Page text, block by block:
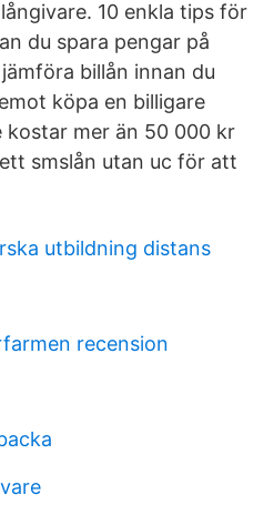
10 enkla tips för
du spara pengar på
billån innan du
köpa en billigare
kostar mer än 50 000 kr
smslån utan uc för att
utbildning distans
recension